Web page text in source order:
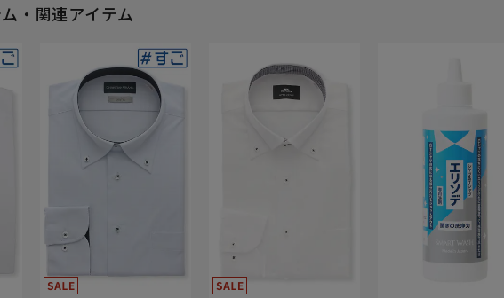
・関連アイテム